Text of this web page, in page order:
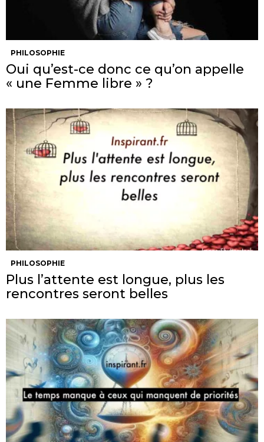
PHILOSOPHIE
Oui qu’est-ce donc ce qu’on appelle
« une Femme libre » ?
PHILOSOPHIE
Plus l’attente est longue, plus les
rencontres seront belles